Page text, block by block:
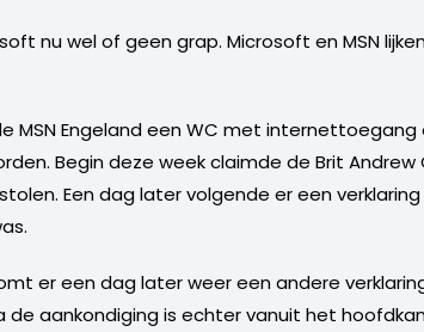
nu wel of geen grap. Microsoft en MSN
MSN Engeland een WC met
Begin deze week claimde de Brit
Een dag later volgende er een
er een dag later weer een andere
de aankondiging is echter vanuit het